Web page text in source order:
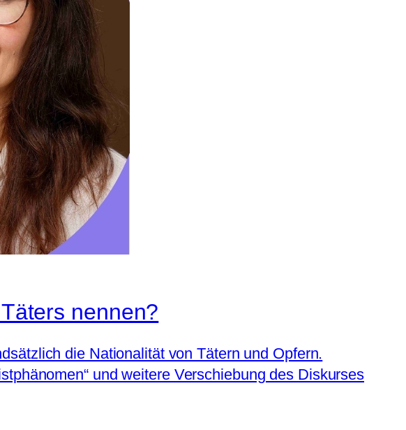
nennen?
die Nationalität von Tätern und Opfern.
und weitere Verschiebung des Diskurses